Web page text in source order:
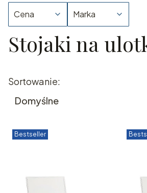
Cena Marka
Koniec filtrów
Stojaki na
Lista produktów
Sortowanie:
Domyślne
Bestseller